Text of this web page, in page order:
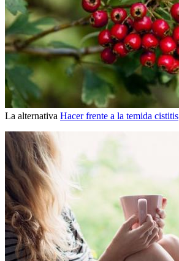
La alternativa Hacer frente a la temida cistitis